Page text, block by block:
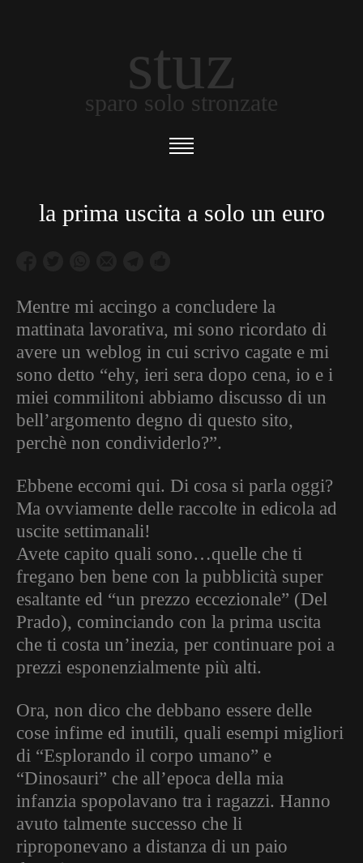
stuz
sparo solo stronzate
la prima uscita a solo un euro
Mentre mi accingo a concludere la
mattinata lavorativa, mi sono ricordato di
avere un weblog in cui scrivo cagate e mi
sono detto “ehy, ieri sera dopo cena, io e i
miei commilitoni abbiamo discusso di un
bell’argomento degno di questo sito,
perchè non condividerlo?”.
Ebbene eccomi qui. Di cosa si parla oggi?
Ma ovviamente delle raccolte in edicola ad
uscite settimanali!
Avete capito quali sono…quelle che ti
fregano ben bene con la pubblicità super
esaltante ed “un prezzo eccezionale” (Del
Prado), cominciando con la prima uscita
che ti costa un’inezia, per continuare poi a
prezzi esponenzialmente più alti.
Ora, non dico che debbano essere delle
cose infime ed inutili, quali esempi migliori
di “Esplorando il corpo umano” e
“Dinosauri” che all’epoca della mia
infanzia spopolavano tra i ragazzi. Hanno
avuto talmente successo che li
riproponevano a distanza di un paio